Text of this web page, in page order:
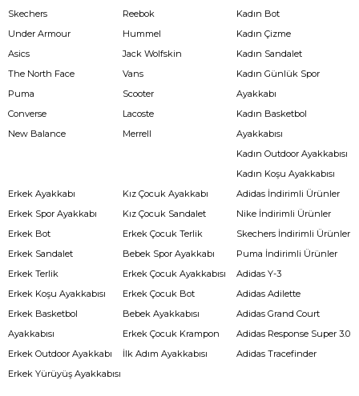
Skechers
Under Armour
Asics
The North Face
Puma
Converse
New Balance
Reebok
Hummel
Jack Wolfskin
Vans
Scooter
Lacoste
Merrell
Kadın Bot
Kadın Çizme
Kadın Sandalet
Kadın Günlük Spor
Ayakkabı
Kadın Basketbol
Ayakkabısı
Kadın Outdoor Ayakkabısı
Kadın Koşu Ayakkabısı
Erkek Ayakkabı
Erkek Spor Ayakkabı
Erkek Bot
Erkek Sandalet
Erkek Terlik
Erkek Koşu Ayakkabısı
Erkek Basketbol
Ayakkabısı
Erkek Outdoor Ayakkabı
Erkek Yürüyüş Ayakkabısı
Kız Çocuk Ayakkabı
Kız Çocuk Sandalet
Erkek Çocuk Terlik
Bebek Spor Ayakkabı
Erkek Çocuk Ayakkabısı
Erkek Çocuk Bot
Bebek Ayakkabısı
Erkek Çocuk Krampon
İlk Adım Ayakkabısı
Adidas İndirimli Ürünler
Nike İndirimli Ürünler
Skechers İndirimli Ürünler
Puma İndirimli Ürünler
Adidas Y-3
Adidas Adilette
Adidas Grand Court
Adidas Response Super 3.0
Adidas Tracefinder